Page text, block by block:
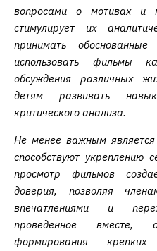
вопросами о мотивах и
стимулирует их
принимать
использовать фильмы
обсуждения различных
детям развивать
критического анализа.
Не менее важным
способствуют укреплению
просмотр фильмов
доверия, позволяя
впечатлениями и
проведенное вместе,
формирования